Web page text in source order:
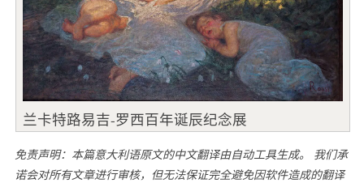
兰卡特路易吉-罗西百年诞辰纪念展
免责声明：本篇意大利语原文的中文翻译由自动工具生成。 我们承
诺会对所有文章进行审核，但无法保证完全避免因软件造成的翻译